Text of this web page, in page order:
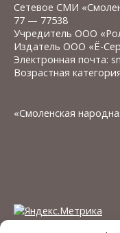
Сетевое СМИ
77 — 77538
Учредитель ООО
Издатель ООО «Ё-
Электронная почта:
Возрастная
«Смоленская